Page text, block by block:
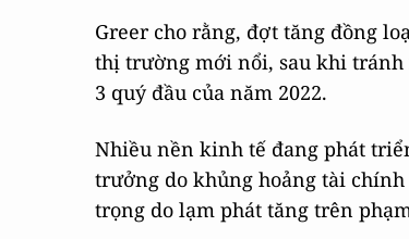
Greer cho rằng, đợt tăng đồng
thị trường mới nổi, sau khi
3 quý đầu của năm 2022.
Nhiều nền kinh tế đang phát
trưởng do khủng hoảng tài
trọng do lạm phát tăng trên